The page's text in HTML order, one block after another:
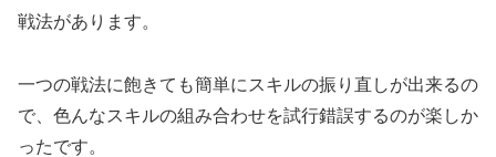
戦法があります。
一つの戦法に飽きても簡単にスキルの振り直しが出来るの
で、色んなスキルの組み合わせを試行錯誤するのが楽しか
ったです。